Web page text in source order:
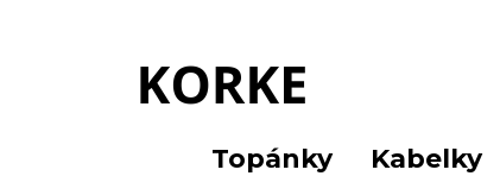
Topánky Kabelky